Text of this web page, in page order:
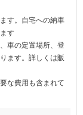
す。自宅への納車
す
車の定置場所、登
ます。詳しくは販
な費用も含まれて